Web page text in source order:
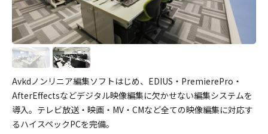
Avkdノンリニア編集ソフトはじめ、EDIUS・PremierePro・
AfterEffectsなどデジタル映像編集に欠かせない編集システムを
導入。テレビ放送・映画・MV・CMなど全ての映像編集に対応す
るハイスペックPCを完備。